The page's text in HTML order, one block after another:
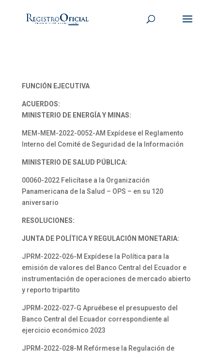
FUNCIÓN EJECUTIVA
ACUERDOS:
MINISTERIO DE ENERGÍA Y MINAS:
MEM-MEM-2022-0052-AM Expídese el Reglamento
Interno del Comité de Seguridad de la Información
MINISTERIO DE SALUD PÚBLICA:
00060-2022 Felicítase a la Organización
Panamericana de la Salud – OPS – en su 120
aniversario
RESOLUCIONES:
JUNTA DE POLÍTICA Y REGULACIÓN MONETARIA:
JPRM-2022-026-M Expídese la Política para la
emisión de valores del Banco Central del Ecuador e
instrumentación de operaciones de mercado abierto
y reporto tripartito
JPRM-2022-027-G Apruébese el presupuesto del
Banco Central del Ecuador correspondiente al
ejercicio económico 2023
JPRM-2022-028-M Refórmese la Regulación de